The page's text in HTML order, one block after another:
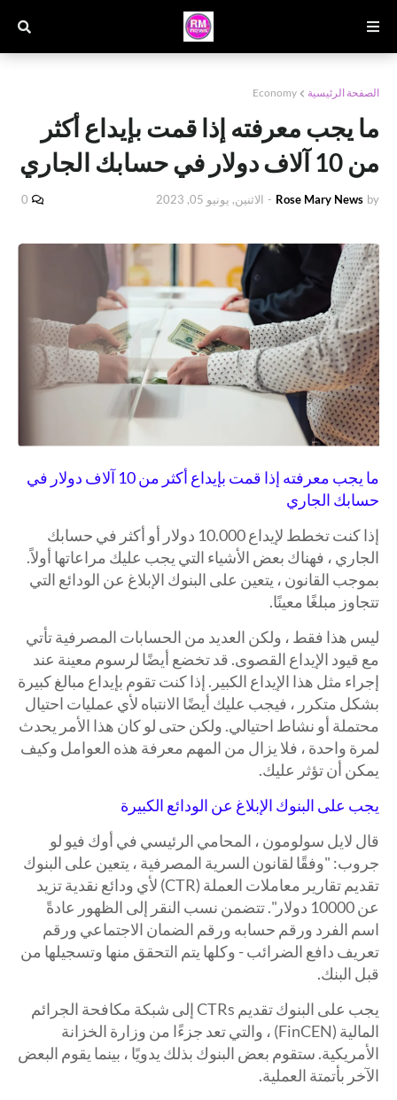
الصفحة الرئيسية Economy
ما يجب معرفته إذا قمت بإيداع أكثر
من 10 آلاف دولار في حسابك الجاري
by
Rose Mary News
- الاثنين, يونيو 05, 2023 0
ما يجب معرفته إذا قمت بإيداع أكثر من 10 آلاف دولار في
حسابك الجاري
إذا كنت تخطط لإيداع 10.000 دولار أو أكثر في حسابك
الجاري ، فهناك بعض الأشياء التي يجب عليك مراعاتها أولاً.
بموجب القانون ، يتعين على البنوك الإبلاغ عن الودائع التي
تتجاوز مبلغًا معينًا.
ليس هذا فقط ، ولكن العديد من الحسابات المصرفية تأتي
مع قيود الإيداع القصوى. قد تخضع أيضًا لرسوم معينة عند
إجراء مثل هذا الإيداع الكبير. إذا كنت تقوم بإيداع مبالغ كبيرة
بشكل متكرر ، فيجب عليك أيضًا الانتباه لأي عمليات احتيال
محتملة أو نشاط احتيالي. ولكن حتى لو كان هذا الأمر يحدث
لمرة واحدة ، فلا يزال من المهم معرفة هذه العوامل وكيف
يمكن أن تؤثر عليك.
يجب على البنوك الإبلاغ عن الودائع الكبيرة
قال لايل سولومون ، المحامي الرئيسي في أوك فيو لو
جروب: "وفقًا لقانون السرية المصرفية ، يتعين على البنوك
تقديم تقارير معاملات العملة (CTR) لأي ودائع نقدية تزيد
عن 10000 دولار". تتضمن نسب النقر إلى الظهور عادةً
اسم الفرد ورقم حسابه ورقم الضمان الاجتماعي ورقم
تعريف دافع الضرائب - وكلها يتم التحقق منها وتسجيلها من
قبل البنك.
يجب على البنوك تقديم CTRs إلى شبكة مكافحة الجرائم
المالية (FinCEN) ، والتي تعد جزءًا من وزارة الخزانة
الأمريكية. ستقوم بعض البنوك بذلك يدويًا ، بينما يقوم البعض
الآخر بأتمتة العملية.